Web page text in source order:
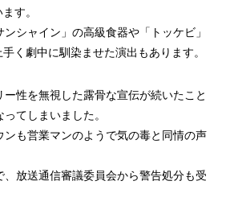
す。
シャイン」の高級食器や「トッケビ」
く劇中に馴染ませた演出もあります。
性を無視した露骨な宣伝が続いたこと
てしまいました。
ンも営業マンのようで気の毒と同情の声
放送通信審議委員会から警告処分も受